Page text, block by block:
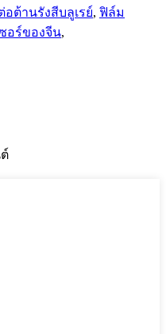
อต้านรังสีบลูเรย์, ฟิล์ม
อร์ของจีน,